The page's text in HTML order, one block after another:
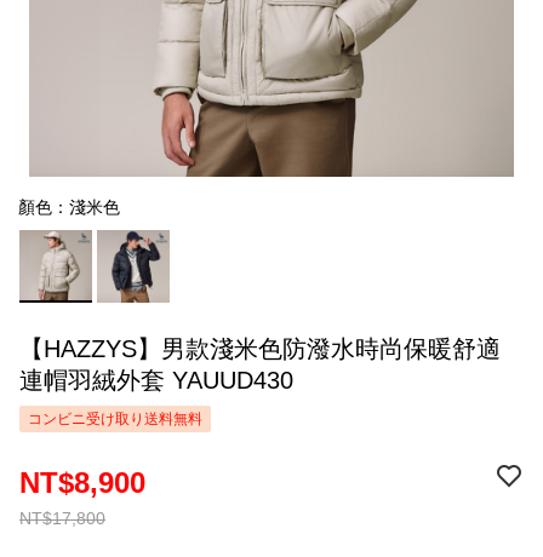
顏色：淺米色
【HAZZYS】男款淺米色防潑水時尚保暖舒適
連帽羽絨外套 YAUUD430
コンビニ受け取り送料無料
NT$17,800
NT$8,900